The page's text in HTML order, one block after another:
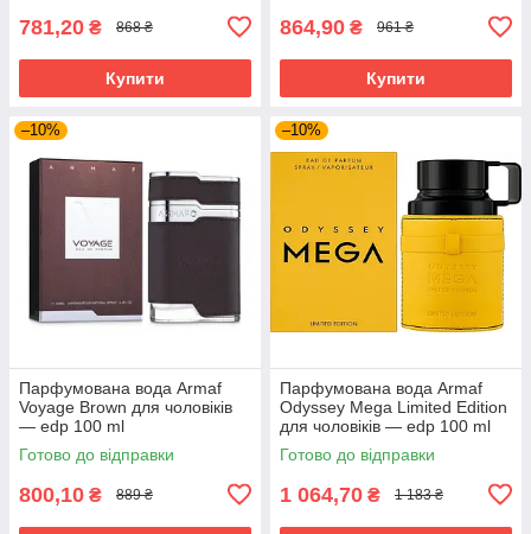
781,20 ₴ 868 ₴
Купити
864,90 ₴ 961 ₴
Купити
–10%
Парфумована вода Armaf
Voyage Brown для чоловіків
— edp 100 ml
Готово до відправки
800,10 ₴ 889 ₴
–10%
Парфумована вода Armaf
Odyssey Mega Limited Edition
для чоловіків — edp 100 ml
Готово до відправки
1 064,70 ₴ 1 183 ₴